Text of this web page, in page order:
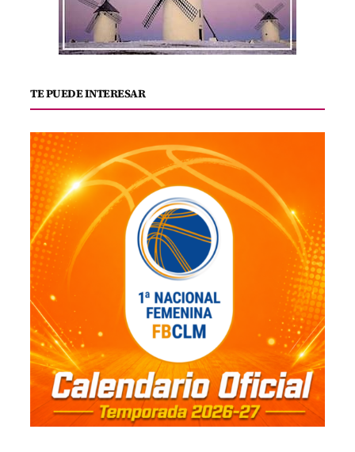
TE PUEDE INTERESAR